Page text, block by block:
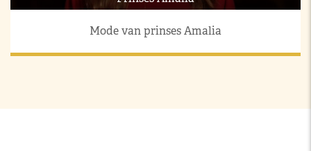
Mode van prinses Amalia